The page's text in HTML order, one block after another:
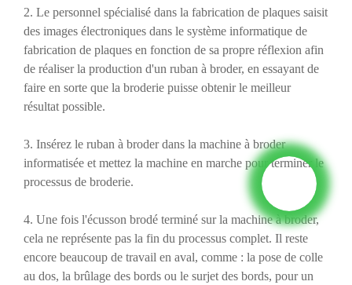
2. Le personnel spécialisé dans la fabrication de plaques saisit
des images électroniques dans le système informatique de
fabrication de plaques en fonction de sa propre réflexion afin
de réaliser la production d'un ruban à broder, en essayant de
faire en sorte que la broderie puisse obtenir le meilleur
résultat possible.
3. Insérez le ruban à broder dans la machine à broder
informatisée et mettez la machine en marche pour terminer le
processus de broderie.
4. Une fois l'écusson brodé terminé sur la machine à broder,
cela ne représente pas la fin du processus complet. Il reste
encore beaucoup de travail en aval, comme : la pose de colle
au dos, la brûlage des bords ou le surjet des bords, pour un